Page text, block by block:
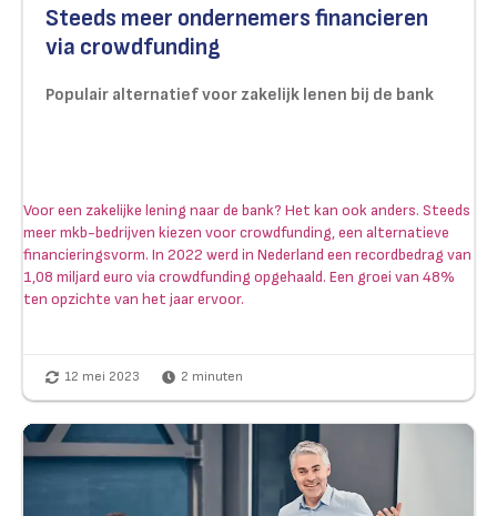
Steeds meer ondernemers financieren
via crowdfunding
Populair alternatief voor zakelijk lenen bij de bank
Voor een zakelijke lening naar de bank? Het kan ook anders. Steeds
meer mkb-bedrijven kiezen voor crowdfunding, een alternatieve
financieringsvorm. In 2022 werd in Nederland een recordbedrag van
1,08 miljard euro via crowdfunding opgehaald. Een groei van 48%
ten opzichte van het jaar ervoor.
12 mei 2023 2 minuten